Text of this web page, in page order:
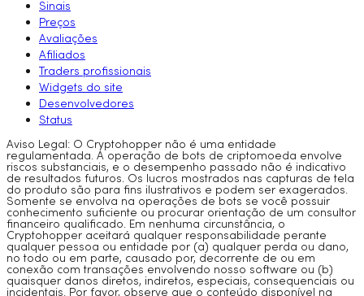
Sinais
Preços
Avaliações
Afiliados
Traders profissionais
Widgets do site
Desenvolvedores
Status
Aviso Legal: O Cryptohopper não é uma entidade
regulamentada. A operação de bots de criptomoeda envolve
riscos substanciais, e o desempenho passado não é indicativo
de resultados futuros. Os lucros mostrados nas capturas de tela
do produto são para fins ilustrativos e podem ser exagerados.
Somente se envolva na operações de bots se você possuir
conhecimento suficiente ou procurar orientação de um consultor
financeiro qualificado. Em nenhuma circunstância, o
Cryptohopper aceitará qualquer responsabilidade perante
qualquer pessoa ou entidade por (a) qualquer perda ou dano,
no todo ou em parte, causado por, decorrente de ou em
conexão com transações envolvendo nosso software ou (b)
quaisquer danos diretos, indiretos, especiais, consequenciais ou
incidentais. Por favor, observe que o conteúdo disponível na